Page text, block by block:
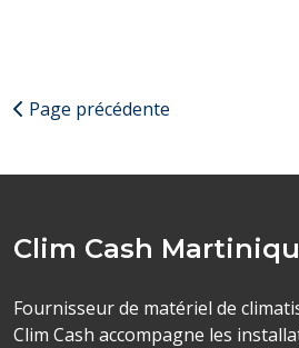
Page précédente
Clim Cash
Fournisseur de matériel de
Clim Cash accompagne les